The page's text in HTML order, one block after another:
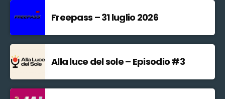
Freepass – 31 luglio 2026
Alla luce del sole – Episodio #3